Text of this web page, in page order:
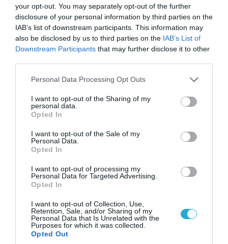
your opt-out. You may separately opt-out of the further
disclosure of your personal information by third parties on the
IAB’s list of downstream participants. This information may
also be disclosed by us to third parties on the IAB’s List of
Downstream Participants that may further disclose it to other
Please note that this website/app uses one or more Google
not limited to your visit or usage behaviour. You may click to
grant or deny consent to Google and its third-party tags to
use your data for below specified purposes in below Google
consent section.
Personal Data Processing Opt Outs
I want to opt-out of the Sharing of my
personal data.
Opted In
I want to opt-out of the Sale of my
Personal Data.
Opted In
I want to opt-out of processing my
Personal Data for Targeted Advertising.
Opted In
I want to opt-out of Collection, Use,
Retention, Sale, and/or Sharing of my
Personal Data that Is Unrelated with the
Purposes for which it was collected.
Opted Out
08.08.2026 | 12:02
Ιράν: Δημοσίευσε φωτογραφίες
drones που καταρρίφθηκαν